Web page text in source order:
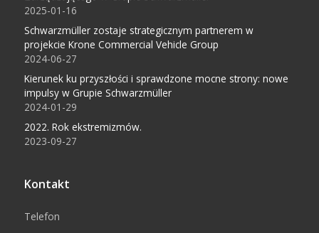
2025-01-16
Schwarzmüller zostaje strategicznym partnerem w
projekcie Krone Commercial Vehicle Group
2024-06-27
Kierunek ku przyszłości i sprawdzone mocne strony: nowe
impulsy w Grupie Schwarzmüller
2024-01-29
2022. Rok ekstremizmów.
2023-09-27
Kontakt
Telefon